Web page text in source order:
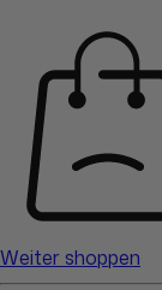
Weiter shoppen